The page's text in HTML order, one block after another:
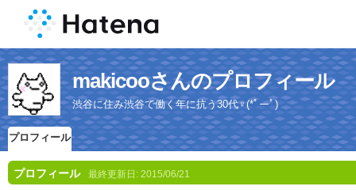
makicooさんのプロフィール
渋谷に住み渋谷で働く年に抗う30代♀(*ﾟーﾟ)
プロフィール
プロフィール 最終更新日: 2015/06/21